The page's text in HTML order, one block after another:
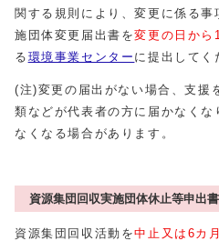
関する規則により、変更に係る
施団体変更届出書を変更の日から
る 環境事業センター に提出してく
(注)変更の届出がない場合、支援
類などが代表者の方に届かなく
なくなる場合があります。
資源集団回収実施団体休止等申出書
資源集団回収活動を中止又は6カ